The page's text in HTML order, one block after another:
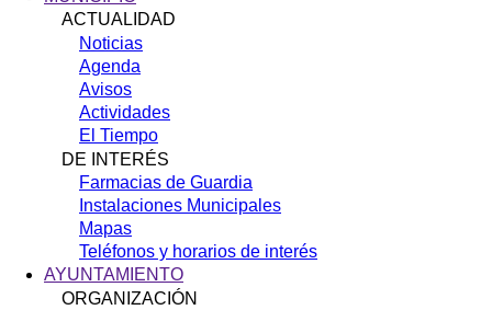
ACTUALIDAD
Noticias
Agenda
Avisos
Actividades
El Tiempo
DE INTERÉS
Farmacias de Guardia
Instalaciones Municipales
Mapas
Teléfonos y horarios de interés
AYUNTAMIENTO
ORGANIZACIÓN